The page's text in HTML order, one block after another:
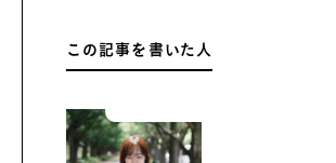
この記事を書いた人